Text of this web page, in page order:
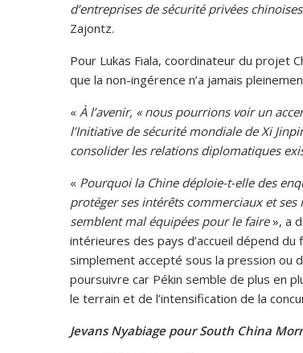
d’entreprises de sécurité privées
Zajontz.
Pour Lukas Fiala, coordinateur du projet
que la non-ingérence n’a jamais
« À l’avenir, « nous pourrions voir un
l’Initiative de sécurité mondiale de Xi
consolider les relations diplomatiques
« Pourquoi la Chine déploie-t-elle des
protéger ses intérêts commerciaux et
semblent mal équipées pour le faire», a
intérieures des pays d’accueil dépend
simplement accepté sous la pression ou
poursuivre car Pékin semble de plus en
le terrain et de l’intensification de la
Jevans Nyabiage pour South China